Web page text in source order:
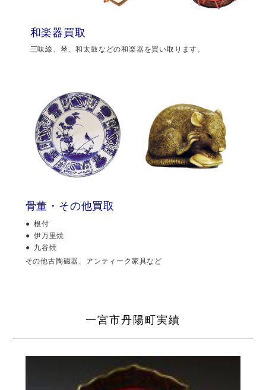
和楽器買取
三味線、琴、和太鼓などの和楽器を買い取ります。
骨董・その他買取
根付
伊万里焼
九谷焼
その他古陶磁器、アンティーク家具など
一宮市丹陽町実績